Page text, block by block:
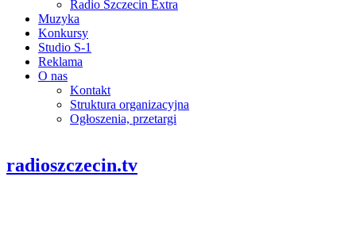
Radio Szczecin Extra
Muzyka
Konkursy
Studio S-1
Reklama
O nas
Kontakt
Struktura organizacyjna
Ogłoszenia, przetargi
radioszczecin.tv